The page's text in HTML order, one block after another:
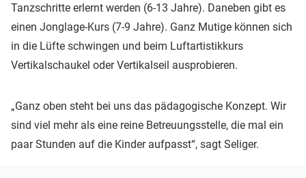
Tanzschritte erlernt werden (6-13 Jahre). Daneben gibt es
einen Jonglage-Kurs (7-9 Jahre). Ganz Mutige können sich
in die Lüfte schwingen und beim Luftartistikkurs
Vertikalschaukel oder Vertikalseil ausprobieren.
„Ganz oben steht bei uns das pädagogische Konzept. Wir
sind viel mehr als eine reine Betreuungsstelle, die mal ein
paar Stunden auf die Kinder aufpasst“, sagt Seliger.